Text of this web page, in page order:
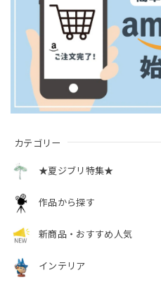
カテゴリー
★夏ジブリ特集★
作品から探す
新商品・おすすめ人気
インテリア